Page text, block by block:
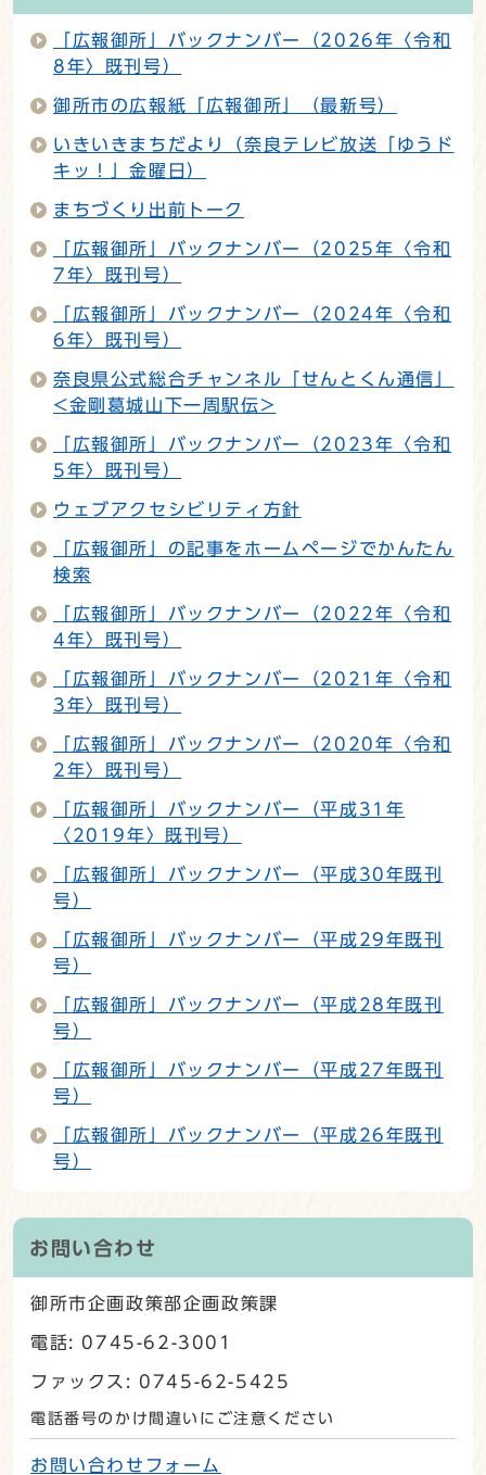
「広報御所」バックナンバー（2026年〈令和
8年〉既刊号）
御所市の広報紙「広報御所」（最新号）
いきいきまちだより（奈良テレビ放送「ゆうド
キッ！」金曜日）
まちづくり出前トーク
「広報御所」バックナンバー（2025年〈令和
7年〉既刊号）
「広報御所」バックナンバー（2024年〈令和
6年〉既刊号）
奈良県公式総合チャンネル「せんとくん通信」
<金剛葛城山下一周駅伝>
「広報御所」バックナンバー（2023年〈令和
5年〉既刊号）
ウェブアクセシビリティ方針
「広報御所」の記事をホームページでかんたん
検索
「広報御所」バックナンバー（2022年〈令和
4年〉既刊号）
「広報御所」バックナンバー（2021年〈令和
3年〉既刊号）
「広報御所」バックナンバー（2020年〈令和
2年〉既刊号）
「広報御所」バックナンバー（平成31年
〈2019年〉既刊号）
「広報御所」バックナンバー（平成30年既刊
号）
「広報御所」バックナンバー（平成29年既刊
号）
「広報御所」バックナンバー（平成28年既刊
号）
「広報御所」バックナンバー（平成27年既刊
号）
「広報御所」バックナンバー（平成26年既刊
号）
お問い合わせ
御所市企画政策部企画政策課
電話: 0745-62-3001
ファックス: 0745-62-5425
電話番号のかけ間違いにご注意ください
お問い合わせフォーム